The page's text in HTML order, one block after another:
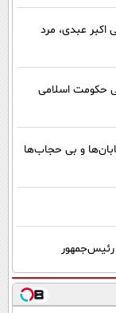
عبدی، مرد
حکومت اسلامی
خیابان‌ها و بی حجاب‌ها